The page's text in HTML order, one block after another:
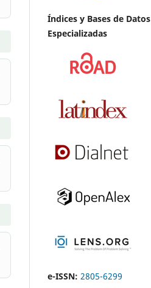
Índices y Bases de Datos
Especializadas
e-ISSN: 2805-6299